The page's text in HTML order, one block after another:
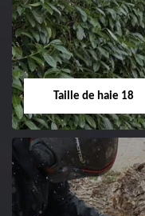
Entreprise élagage
d'arbre 18 Cher tel:
02.52.56.49.40
Taille de haie 18